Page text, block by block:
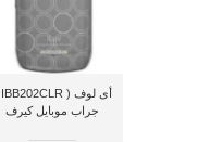
جراب موبايل كيرف